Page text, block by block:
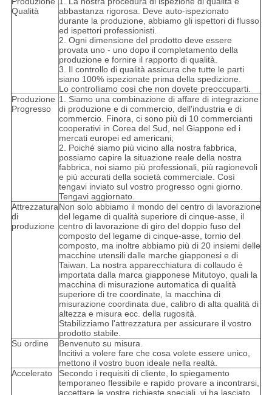
Qualità
abbastanza rigorosa. Deve auto-ispezionato
durante la produzione, abbiamo gli ispettori di flusso
ed ispettori professionisti.
2. Ogni dimensione del prodotto deve essere
provata uno - uno dopo il completamento della
produzione e fornire il rapporto di qualità.
3. Il controllo di qualità assicura che tutte le parti
siano 100% ispezionate prima della spedizione.
Lo controlliamo così che non dovete preoccuparti.
Produzione
Progresso
1. Siamo una combinazione di affare di integrazione
di produzione e di commercio, dell'industria e di
commercio. Finora, ci sono più di 10 commercianti
cooperativi in Corea del Sud, nel Giappone ed i
mercati europei ed americani;
2. Poiché siamo più vicino alla nostra fabbrica,
possiamo capire la situazione reale della nostra
fabbrica, noi siamo più professionali, più ragionevoli
e più accurati della società commerciale. Così
tengavi inviato sul vostro progresso ogni giorno.
Tengavi aggiornato.
Attrezzatura
di
produzione
Non solo abbiamo il mondo del centro di lavorazione
del legame di qualità superiore di cinque-asse, il
centro di lavorazione di giro del doppio fuso del
composto del legame di cinque-asse, tornio del
composto, ma inoltre abbiamo più di 20 insiemi delle
macchine utensili dalle marche giapponesi e di
Taiwan. La nostra apparecchiatura di collaudo è
importata dalla marca giapponese Mitutoyo, quali la
macchina di misurazione automatica di qualità
superiore di tre coordinate, la macchina di
misurazione coordinata due, calibro di alta qualità di
altezza e misura ecc. della rugosità.
Stabilizziamo l'attrezzatura per assicurare il vostro
prodotto stabile.
Su ordine
Benvenuto su misura.
Incitivi a volere fare che cosa volete essere unico,
mettono il vostro buon ideale nella realtà.
Accelerato
Secondo i requisiti di cliente, lo spiegamento
temporaneo flessibile e rapido provare a incontrarsi,
accettare le vostre richieste speciali, vi ha lasciato